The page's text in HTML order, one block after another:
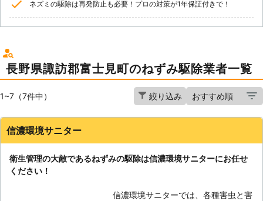
ネズミの駆除は再発防止も必要！プロの対策が1年保証付きで！
長野県諏訪郡富士見町のねずみ駆除業者一覧
1~7（7件中） 絞り込み
信濃環境サニター
衛生管理の大敵であるねずみの駆除は信濃環境サニターにお任せ
ください！
信濃環境サニターでは、各種害虫と害